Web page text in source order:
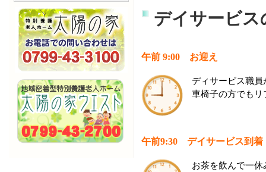
デイサービス
午前 9:00 お迎え
ディサービス職
車椅子の方でも
午前9:30 デイサービス到着
お茶を飲んで一休